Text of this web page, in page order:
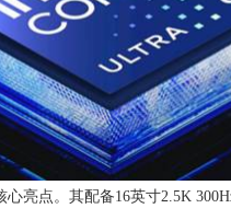
亮点。其配备16英寸2.5K